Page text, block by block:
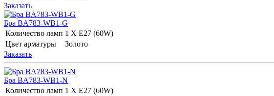
Заказать
Бра BA783-WB1-G
Количество ламп 1 Х E27 (60W)
Цвет арматуры
Золото
Заказать
Бра BA783-WB1-N
Количество ламп 1 Х E27 (60W)